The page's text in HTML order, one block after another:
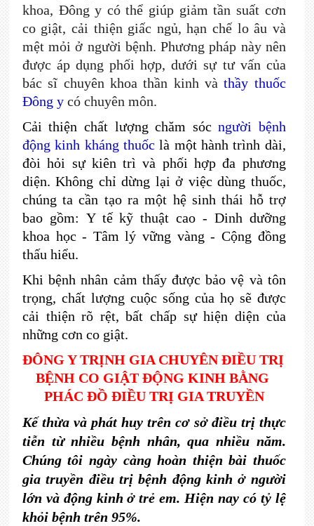
khoa, Đông y có thể giúp giảm tần suất cơn
co giật, cải thiện giấc ngủ, hạn chế lo âu và
mệt mỏi ở người bệnh. Phương pháp này nên
được áp dụng phối hợp, dưới sự tư vấn của
bác sĩ chuyên khoa thần kinh và thầy thuốc
Đông ycó chuyên môn.
Cải thiện chất lượng chăm sócngười bệnh
động kinh kháng thuốclà một hành trình dài,
đòi hỏi sự kiên trì và phối hợp đa phương
diện. Không chỉ dừng lại ở việc dùng thuốc,
chúng ta cần tạo ra một hệ sinh thái hỗ trợ
bao gồm: Y tế kỹ thuật cao - Dinh dưỡng
khoa học - Tâm lý vững vàng - Cộng đồng
thấu hiểu.
Khi bệnh nhân cảm thấy được bảo vệ và tôn
trọng, chất lượng cuộc sống của họ sẽ được
cải thiện rõ rệt, bất chấp sự hiện diện của
những cơn co giật.
ĐÔNG Y TRỊNH GIA CHUYÊN ĐIỀU TRỊ
BỆNH CO GIẬT ĐỘNG KINH BẰNG
PHÁC ĐỒ ĐIỀU TRỊ GIA TRUYỀN
Kế thừa và phát huy trên cơ sở điều trị thực
tiễn từ nhiều bệnh nhân, qua nhiều năm.
Chúng tôi ngày càng hoàn thiện bài thuốc
gia truyền điều trị bệnh động kinh ở người
lớn và động kinh ở trẻ em. Hiện nay có tỷ lệ
khỏi bệnh trên 95%.